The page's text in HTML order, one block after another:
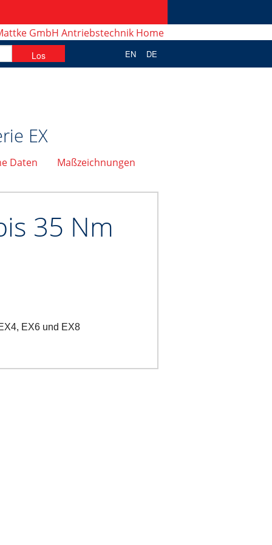
EN DE
EX
Daten
Maßzeichnungen
35 Nm
EX6 und EX8